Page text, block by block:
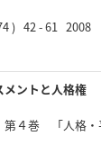
) 42 - 61 2008
ントと人格権
第４巻 「人格